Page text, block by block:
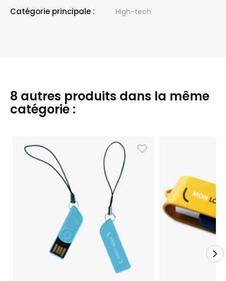
Catégorie principale : High-tech
8 autres produits dans la même
catégorie :